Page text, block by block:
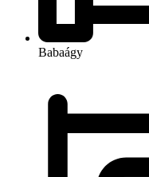
Babaágy